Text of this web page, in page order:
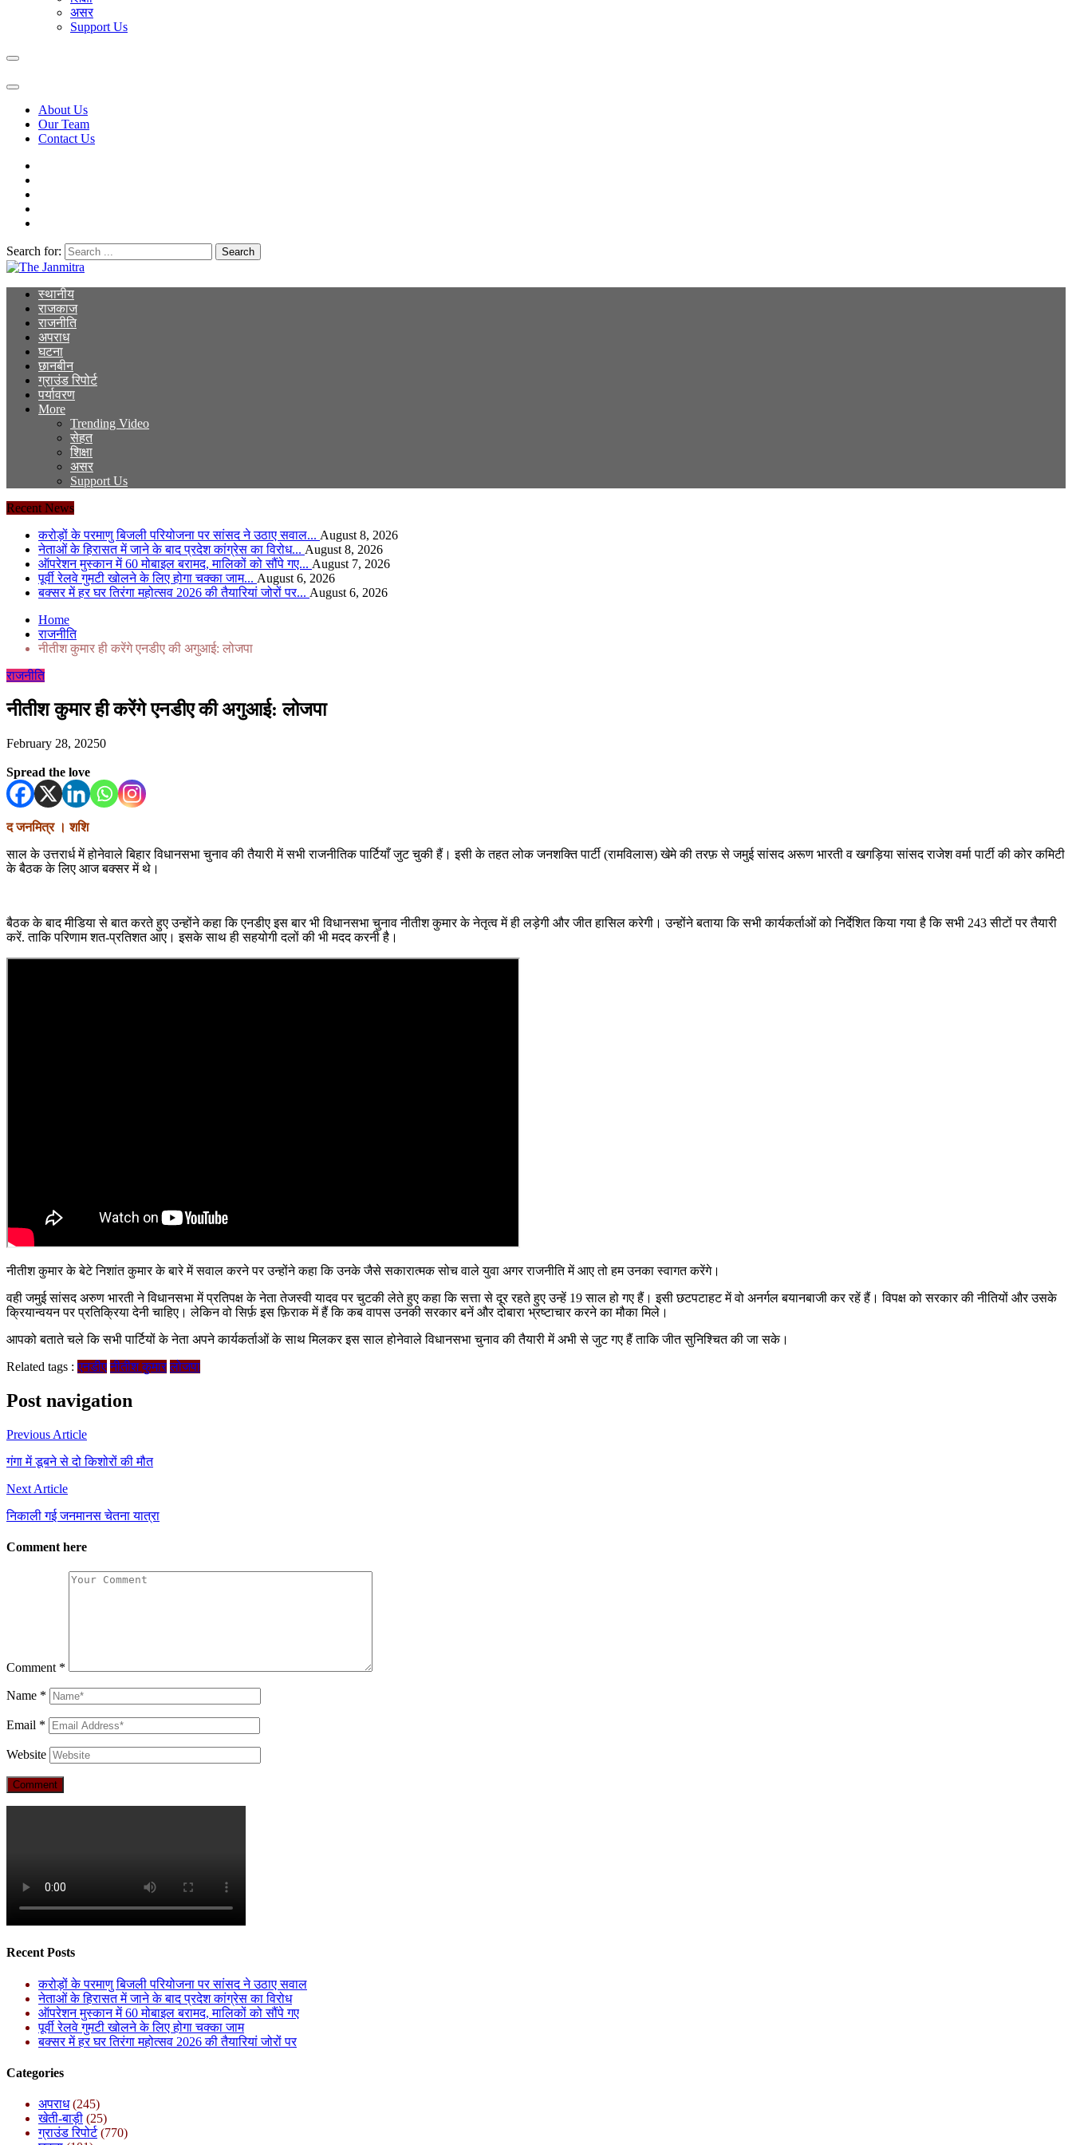
असर
Support Us
About Us
Our Team
Contact Us
Search for:
The Janmitra
The Janmitra
स्थानीय
राजकाज
राजनीति
अपराध
घटना
छानबीन
ग्राउंड रिपोर्ट
पर्यावरण
More
Trending Video
सेहत
शिक्षा
असर
Support Us
Recent News
करोड़ों के परमाणु बिजली परियोजना पर सांसद ने उठाए सवाल... August 8, 2026
नेताओं के हिरासत में जाने के बाद प्रदेश कांग्रेस का विरोध... August 8, 2026
ऑपरेशन मुस्कान में 60 मोबाइल बरामद, मालिकों को सौंपे गए... August 7, 2026
पूर्वी रेलवे गुमटी खोलने के लिए होगा चक्का जाम... August 6, 2026
बक्सर में हर घर तिरंगा महोत्सव 2026 की तैयारियां जोरों पर... August 6, 2026
Home
राजनीति
नीतीश कुमार ही करेंगे एनडीए की अगुआई: लोजपा
राजनीति
नीतीश कुमार ही करेंगे एनडीए की अगुआई: लोजपा
February 28, 20250
Spread the love
द जनमित्र । शशि
साल के उत्तरार्ध में होनेवाले बिहार विधानसभा चुनाव की तैयारी में सभी राजनीतिक पार्टियाँ जुट चुकी हैं। इसी के तहत लोक जनशक्ति पार्टी (रामविलास) खेमे की तरफ़ से जमुई सांसद अरूण भारती व खगड़िया सांसद राजेश वर्मा पार्टी की कोर कमिटी
के बैठक के लिए आज बक्सर में थे।
बैठक के बाद मीडिया से बात करते हुए उन्होंने कहा कि एनडीए इस बार भी विधानसभा चुनाव नीतीश कुमार के नेतृत्व में ही लड़ेगी और जीत हासिल करेगी। उन्होंने बताया कि सभी कार्यकर्ताओं को निर्देशित किया गया है कि सभी 243 सीटों पर तैयारी
करें. ताकि परिणाम शत-प्रतिशत आए। इसके साथ ही सहयोगी दलों की भी मदद करनी है।
नीतीश कुमार के बेटे निशांत कुमार के बारे में सवाल करने पर उन्होंने कहा कि उनके जैसे सकारात्मक सोच वाले युवा अगर राजनीति में आए तो हम उनका स्वागत करेंगे।
वही जमुई सांसद अरुण भारती ने विधानसभा में प्रतिपक्ष के नेता तेजस्वी यादव पर चुटकी लेते हुए कहा कि सत्ता से दूर रहते हुए उन्हें 19 साल हो गए हैं। इसी छटपटाहट में वो अनर्गल बयानबाजी कर रहें हैं। विपक्ष को सरकार की नीतियों और उसके
क्रियान्वयन पर प्रतिक्रिया देनी चाहिए। लेकिन वो सिर्फ़ इस फ़िराक में हैं कि कब वापस उनकी सरकार बनें और दोबारा भ्रष्टाचार करने का मौका मिले।
आपको बताते चले कि सभी पार्टियों के नेता अपने कार्यकर्ताओं के साथ मिलकर इस साल होनेवाले विधानसभा चुनाव की तैयारी में अभी से जुट गए हैं ताकि जीत सुनिश्चित की जा सके।
Related tags :एनडीए नीतीश कुमार लोजपा
Post navigation
Previous Article
गंगा में डूबने से दो किशोरों की मौत
Next Article
निकाली गई जनमानस चेतना यात्रा
Comment here
Comment *
Name *
Email *
Website
Recent Posts
करोड़ों के परमाणु बिजली परियोजना पर सांसद ने उठाए सवाल
नेताओं के हिरासत में जाने के बाद प्रदेश कांग्रेस का विरोध
ऑपरेशन मुस्कान में 60 मोबाइल बरामद, मालिकों को सौंपे गए
पूर्वी रेलवे गुमटी खोलने के लिए होगा चक्का जाम
बक्सर में हर घर तिरंगा महोत्सव 2026 की तैयारियां जोरों पर
Categories
अपराध(245)
खेती-बाड़ी (25)
ग्राउंड रिपोर्ट(770)